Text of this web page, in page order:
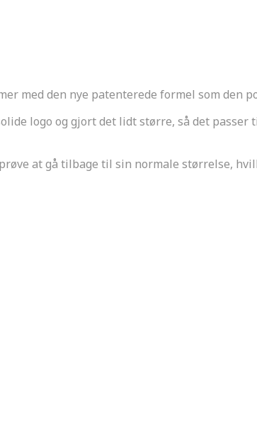
med den nye patenterede formel som den
logo og gjort det lidt større, så det
at gå tilbage til sin normale størrelse,